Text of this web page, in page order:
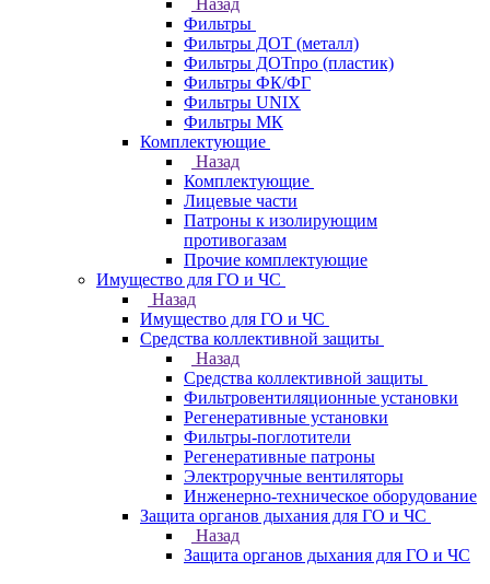
Назад
Фильтры
Фильтры ДОТ (металл)
Фильтры ДОТпро (пластик)
Фильтры ФК/ФГ
Фильтры UNIX
Фильтры МК
Комплектующие
Назад
Комплектующие
Лицевые части
Патроны к изолирующим
противогазам
Прочие комплектующие
Имущество для ГО и ЧС
Назад
Имущество для ГО и ЧС
Средства коллективной защиты
Назад
Средства коллективной защиты
Фильтровентиляционные установки
Регенеративные установки
Фильтры-поглотители
Регенеративные патроны
Электроручные вентиляторы
Инженерно-техническое оборудование
Защита органов дыхания для ГО и ЧС
Назад
Защита органов дыхания для ГО и ЧС